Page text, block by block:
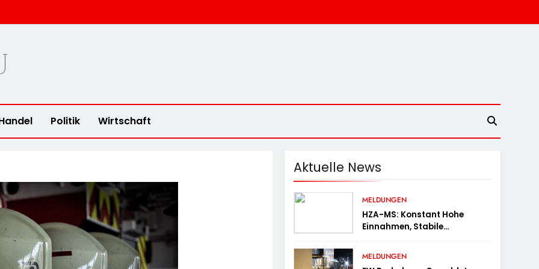
Politik Wirtschaft
Aktuelle News
MELDUNGEN
HZA-MS: Konstant Hohe
Einnahmen, Stabile
Hauptzollamt Münster Zieht
MELDUNGEN